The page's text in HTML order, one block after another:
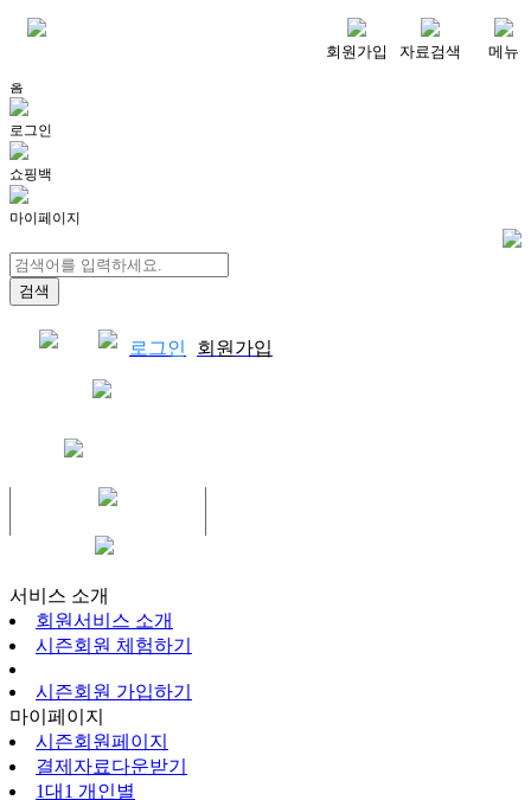
회원가입 자료검색 메뉴
홈
로그인
쇼핑백
마이페이지
로그인 회원가입
서비스 소개
회원서비스 소개
시즌회원 체험하기
시즌회원 가입하기
마이페이지
시즌회원페이지
결제자료다운받기
1대1 개인별